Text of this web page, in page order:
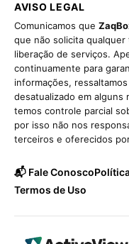
AVISO LEGAL
Comunicamos que
que não solicita
liberação de serviços.
continuamente para
informações,
desatualizado em alguns
temos controle parcial
por isso não nos
terceiros e oferecidos
📬 Fale Conosco
Termos de Uso